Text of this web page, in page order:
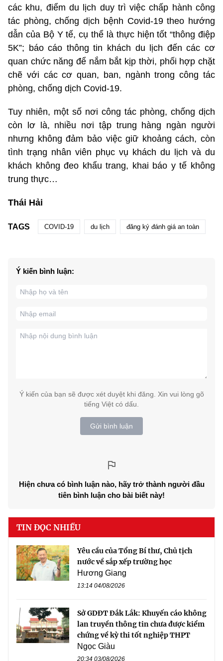
các khu, điểm du lịch duy trì việc chấp hành công
tác phòng, chống dịch bệnh Covid-19 theo hướng
dẫn của Bộ Y tế, cụ thể là thực hiện tốt “thông điệp
5K”; báo cáo thông tin khách du lịch đến các cơ
quan chức năng để nắm bắt kịp thời, phối hợp chặt
chẽ với các cơ quan, ban, ngành trong công tác
phòng, chống dịch Covid-19.
Tuy nhiên, một số nơi công tác phòng, chống dịch
còn lơ là, nhiều nơi tập trung hàng ngàn người
nhưng không đảm bảo việc giữ khoảng cách, còn
tình trạng nhân viên phục vụ khách du lịch và du
khách không đeo khẩu trang, khai báo y tế không
trung thực…
Thái Hải
TAGS COVID-19 du lịch đăng ký đánh giá an toàn
Ý kiến bình luận:
Ý kiến của bạn sẽ được xét duyệt khi đăng. Xin vui lòng gõ
tiếng Việt có dấu.
Gửi bình luận
Hiện chưa có bình luận nào, hãy trở thành người đầu
tiên bình luận cho bài biết này!
TIN ĐỌC NHIỀU
Yêu cầu của Tổng Bí thư, Chủ tịch
nước về sắp xếp trường học
Hương Giang
13:14 04/08/2026
Sở GDĐT Đắk Lắk: Khuyến cáo không
lan truyền thông tin chưa được kiểm
chứng về kỳ thi tốt nghiệp THPT
Ngọc Giàu
20:34 03/08/2026